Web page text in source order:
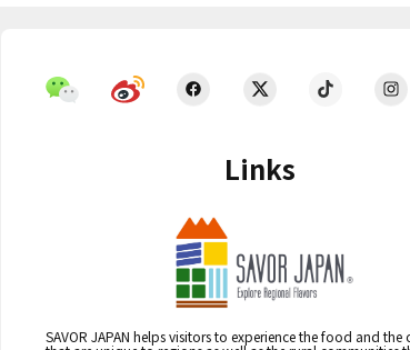
Links
SAVOR JAPAN helps visitors to experience the food and the